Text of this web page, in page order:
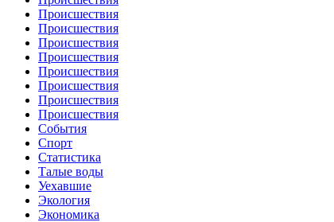
Происшествия
Происшествия
Происшествия
Происшествия
Происшествия
Происшествия
Происшествия
Происшествия
События
Спорт
Статистика
Талые воды
Уехавшие
Экология
Экономика